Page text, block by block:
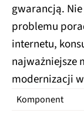
gwarancją.
problemu
internetu,
najważniejsze
modernizacji
Komponent